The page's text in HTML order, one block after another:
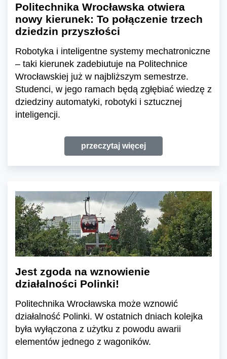
Politechnika Wrocławska otwiera
nowy kierunek: To połączenie trzech
dziedzin przyszłości
Robotyka i inteligentne systemy mechatroniczne
– taki kierunek zadebiutuje na Politechnice
Wrocławskiej już w najbliższym semestrze.
Studenci, w jego ramach będą zgłębiać wiedzę z
dziedziny automatyki, robotyki i sztucznej
inteligencji.
przeczytaj więcej
Jest zgoda na wznowienie
działalności Polinki!
Politechnika Wrocławska może wznowić
działalność Polinki. W ostatnich dniach kolejka
była wyłączona z użytku z powodu awarii
elementów jednego z wagoników.